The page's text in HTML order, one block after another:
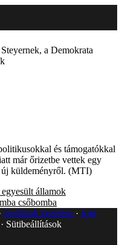
a Demokrata
és támogatókkal
már őrizetbe vettek egy
új küldeményről. (MTI)
államok
csőbomba
Javítások kezelése
Jogi
Sütibeállítások